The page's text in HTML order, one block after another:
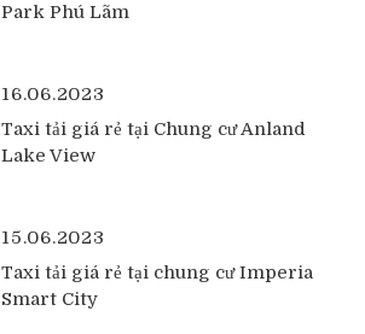
Park Phú Lãm
16.06.2023
Taxi tải giá rẻ tại Chung cư Anland
Lake View
15.06.2023
Taxi tải giá rẻ tại chung cư Imperia
Smart City